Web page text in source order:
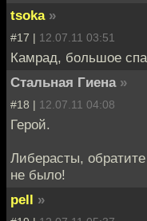
tsoka »
#17 | 12.07.11 03:51
Камрад, большое
Стальная Гиена »
#18 | 12.07.11 04:08
Герой.
Либерасты,
не было!
pell »